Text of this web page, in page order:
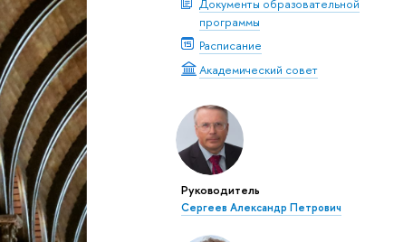
Документы образовательной
программы
Расписание
Академический совет
Руководитель
Сергеев Александр Петрович